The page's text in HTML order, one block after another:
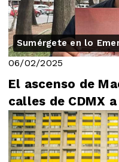
Sumérgete en lo
06/02/2025
El ascenso de